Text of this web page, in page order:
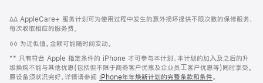
页
页
脚
注
脚
注
∆∆ AppleCare+ 服务计划可为使用过程中发生的意外损坏提供不限次数的保修服务，
每次收取相应的服务费。
脚
◊◊ 为近似值。金额可能随时间变动。
脚
注
** 只有符合 Apple 指定条件的 iPhone 才可参与本计划。本计划的加⼊及之后的升
级换购不能与其他优惠(包括但不限于商务客户优惠及企业员⼯客户优惠等)同时享受。
原设备须状况完好，详情请参阅 iPhone年年焕新计划的完整条款和条件。